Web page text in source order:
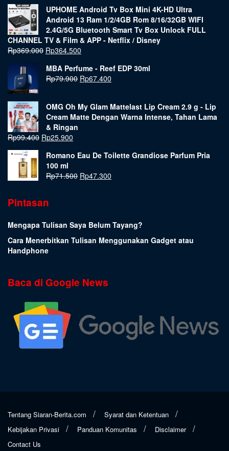
UPHOME Android Tv Box Mini 4K-HD Ultra
Android 13 Ram 1/2/4GB Rom 8/16/32GB WIFI
2.4G/5G Bluetooth Smart Tv Box Unlock FULL
CHANNEL TV & Film & APP - Netflix / Disney
Rp369.000 Rp364.500
MBA Perfume - Reef EDP 30ml
Rp79.900 Rp67.400
OMG Oh My Glam Mattelast Lip Cream 2.9 g - Lip
Cream Matte Dengan Warna Intense, Tahan Lama
& Ringan
Rp99.400 Rp25.900
Romano Eau De Toilette Grandiose Parfum Pria
100 ml
Rp71.500 Rp47.300
Pintasan
Mengapa Tulisan Saya Belum Tayang?
Cara Menerbitkan Tulisan Menggunakan Gadget atau
Handphone
Baca di Google News
Tentang Siaran-Berita.com
Syarat dan Ketentuan
Kebijakan Privasi
Panduan Komunitas
Disclaimer
Contact Us